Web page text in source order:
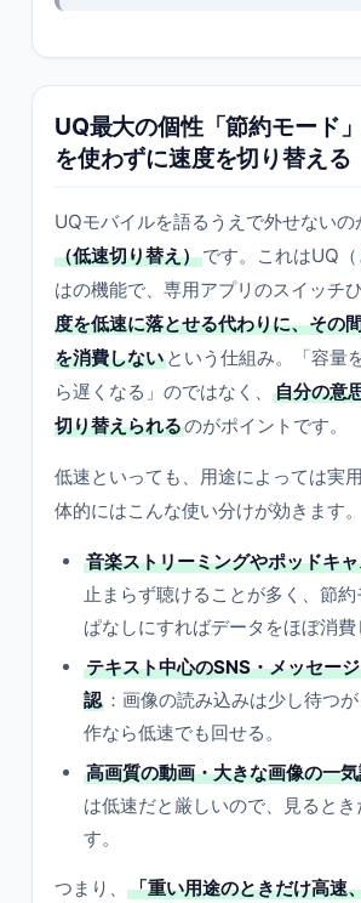
UQ最大の個性「節約モード
を使わずに速度を切り替える
UQモバイルを語るうえで外せないの
（低速切り替え）です。これはUQ
はの機能で、専用アプリのスイッチ
度を低速に落とせる代わりに、その
を消費しない という仕組み。「容量
ら遅くなる」のではなく、
自分の意
切り替えられるのがポイントです。
低速といっても、用途によっては実
体的にはこんな使い分けが効きます。
音楽ストリーミングやポッドキ
止まらず聴けることが多く、節
ぱなしにすればデータをほぼ消費
テキスト中心のSNS・メッセー
認 ：画像の読み込みは少し待つ
作なら低速でも回せる。
高画質の動画・大きな画像の一
は低速だと厳しいので、見ると
す。
つまり、
「重い用途のときだけ高速